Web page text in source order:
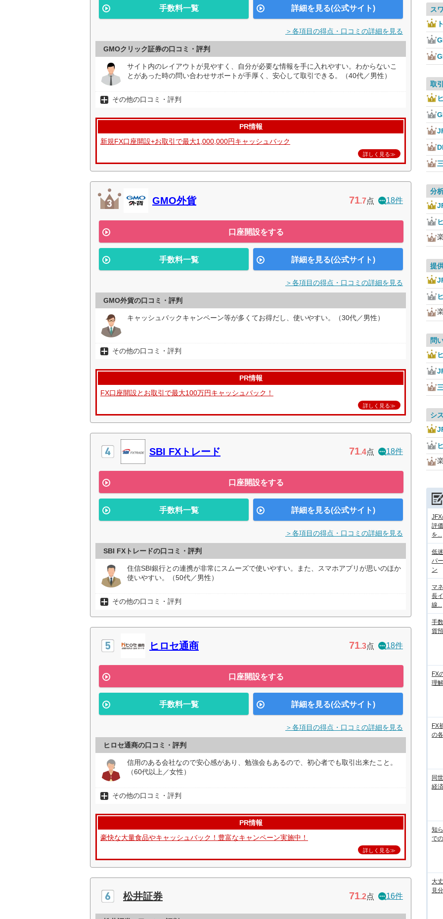
手数料一覧 詳細を見る(公式サイト)
＞各項目の得点・口コミの詳細を見る
GMOクリック証券の口コミ・評判
サイト内のレイアウトが見やすく、自分が必要な情報を手に入れやすい。わからないこ
とがあった時の問い合わせサポートが手厚く、安心して取引できる。（40代／男性）
その他の口コミ・評判
PR情報
新規FX口座開設+お取引で最大1,000,000円キャッシュバック
詳しく見る≫
GMO外貨 71.7点 18件
口座開設をする
手数料一覧 詳細を見る(公式サイト)
＞各項目の得点・口コミの詳細を見る
GMO外貨の口コミ・評判
キャッシュバックキャンペーン等が多くてお得だし、使いやすい。（30代／男性）
その他の口コミ・評判
PR情報
FX口座開設とお取引で最大100万円キャッシュバック！
詳しく見る≫
SBI FXトレード 71.4点 18件
口座開設をする
手数料一覧 詳細を見る(公式サイト)
＞各項目の得点・口コミの詳細を見る
SBI FXトレードの口コミ・評判
住信SBI銀行との連携が非常にスムーズで使いやすい。また、スマホアプリが思いのほか
使いやすい。（50代／男性）
その他の口コミ・評判
ヒロセ通商 71.3点 18件
口座開設をする
手数料一覧 詳細を見る(公式サイト)
＞各項目の得点・口コミの詳細を見る
ヒロセ通商の口コミ・評判
信用のある会社なので安心感があり、勉強会もあるので、初心者でも取引出来たこと。
（60代以上／女性）
その他の口コミ・評判
PR情報
豪快な大量食品やキャッシュバック！豊富なキャンペーン実施中！
詳しく見る≫
松井証券 71.2点 16件
ス
取
分
提
問
シ
評
を...
低
パ
ン
マ
長
線...
手
貨
FX
理
FX
の
同
経
知
で
大
見